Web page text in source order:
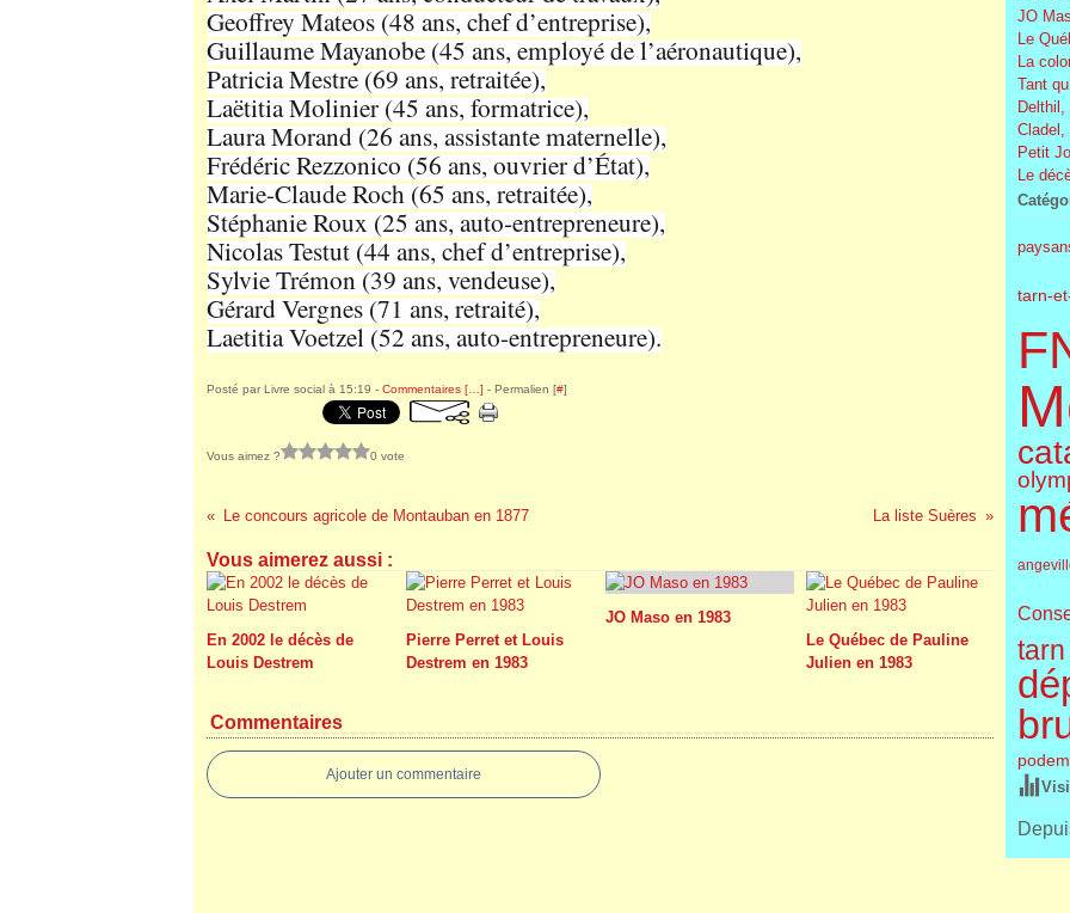
Geoffrey Mateos (48 ans, chef d’entreprise),
Guillaume Mayanobe (45 ans, employé de l’aéronautique),
Patricia Mestre (69 ans, retraitée),
Laëtitia Molinier (45 ans, formatrice),
Laura Morand (26 ans, assistante maternelle),
Frédéric Rezzonico (56 ans, ouvrier d’État),
Marie-Claude Roch (65 ans, retraitée),
Stéphanie Roux (25 ans, auto-entrepreneure),
Nicolas Testut (44 ans, chef d’entreprise),
Sylvie Trémon (39 ans, vendeuse),
Gérard Vergnes (71 ans, retraité),
Laetitia Voetzel (52 ans, auto-entrepreneure).
Posté par Livre social à 15:19 - Commentaires [ ] - Permalien [#]
Vous aimez ? 0 vote
Le concours agricole de Montauban en 1877 La liste Suères
Vous aimerez aussi :
En 2002 le décès de
Louis Destrem
Pierre Perret et Louis
Destrem en 1983
JO Maso en 1983
Le Québec de Pauline
Julien en 1983
Commentaires
Ajouter un commentaire
JO
Le
La
Tant
Cladel,
Petit
Le
tarn-